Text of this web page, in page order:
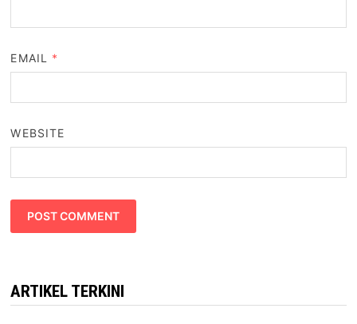
EMAIL *
WEBSITE
ARTIKEL TERKINI